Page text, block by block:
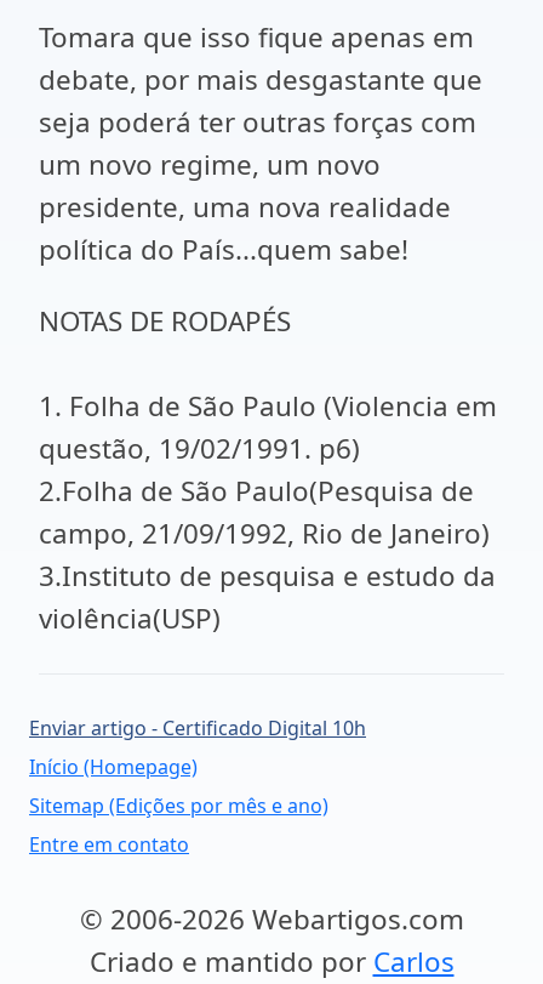
Tomara que isso fique apenas em
debate, por mais desgastante que
seja poderá ter outras forças com
um novo regime, um novo
presidente, uma nova realidade
política do País...quem sabe!
NOTAS DE RODAPÉS
1. Folha de São Paulo (Violencia em
questão, 19/02/1991. p6)
2.Folha de São Paulo(Pesquisa de
campo, 21/09/1992, Rio de Janeiro)
3.Instituto de pesquisa e estudo da
violência(USP)
Enviar artigo - Certificado Digital 10h
Início (Homepage)
Sitemap (Edições por mês e ano)
Entre em contato
© 2006-2026 Webartigos.com
Criado e mantido por Carlos